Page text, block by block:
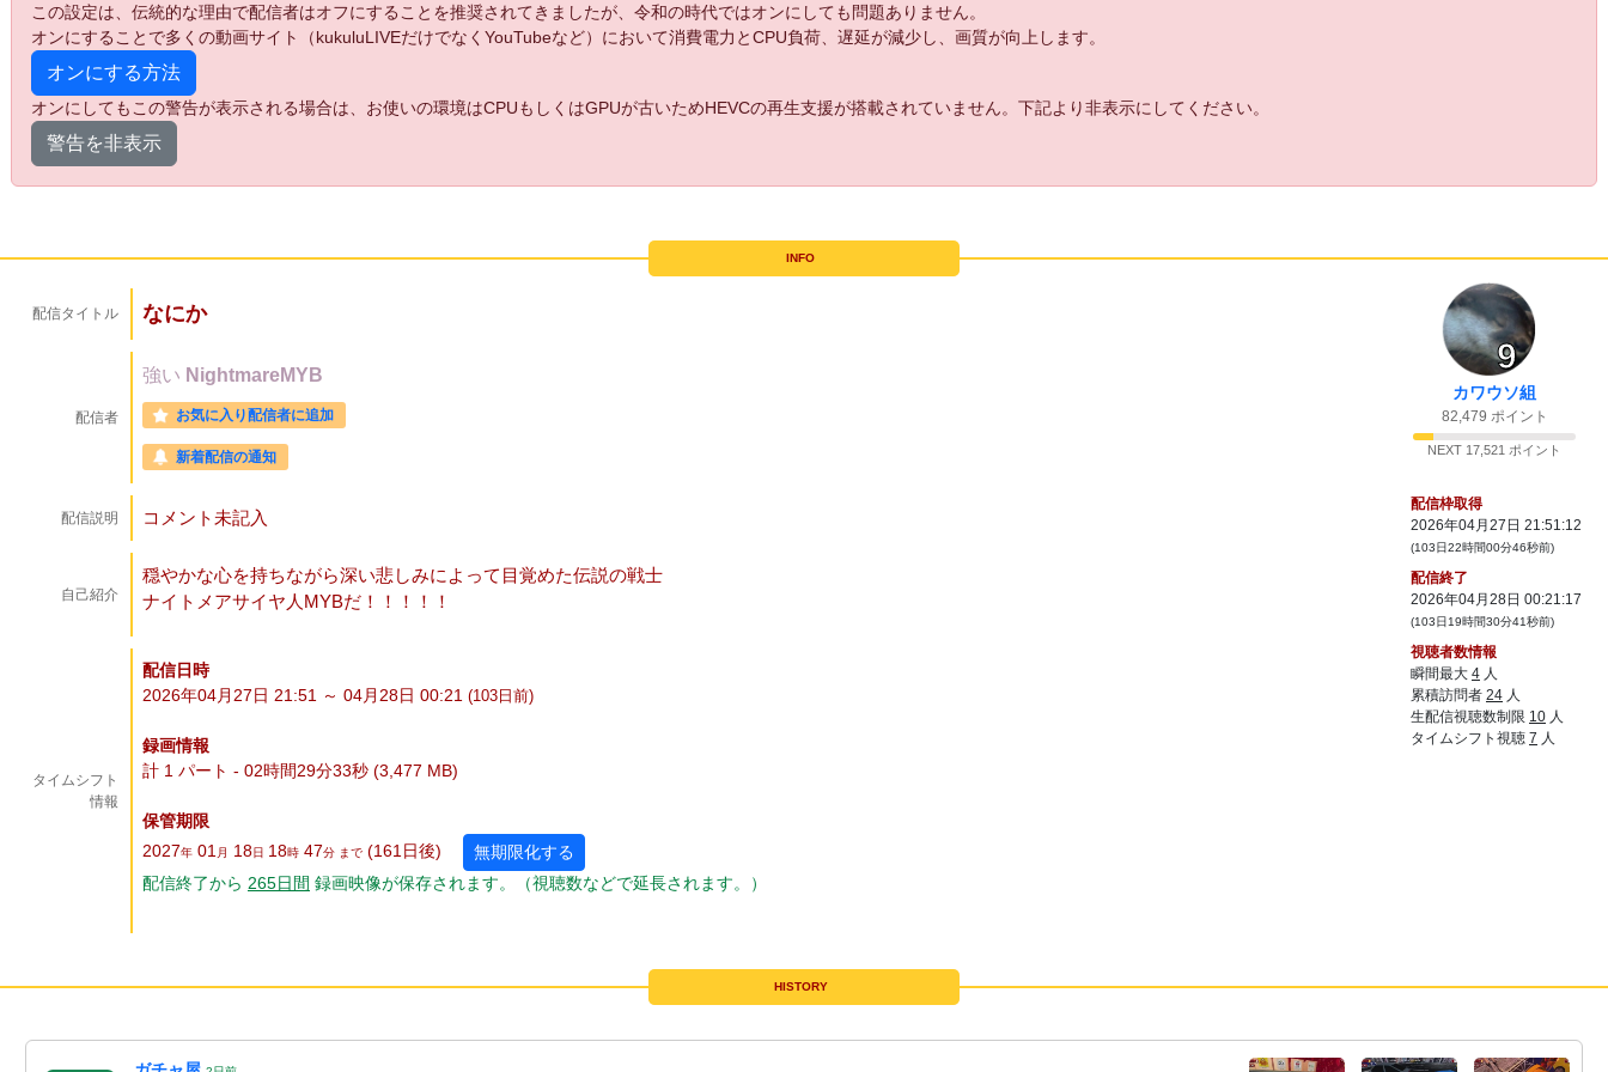
この設定は、伝統的な理由で配信者はオフにすることを推奨されてきましたが、令和の時代ではオンにしても問題ありません。
オンにすることで多くの動画サイト（kukuluLIVEだけでなくYouTubeなど）において消費電力とCPU負荷、遅延が減少し、画質が向上します。
オンにする方法
オンにしてもこの警告が表示される場合は、お使いの環境はCPUもしくはGPUが古いためHEVCの再生支援が搭載されていません。下記より非表示にしてください。
警告を非表示
INFO
配信タイトル なにか
配信者
強い NightmareMYB
お気に入り配信者に追加
新着配信の通知
配信説明 コメント未記入
自己紹介
穏やかな心を持ちながら深い悲しみによって目覚めた伝説の戦士
ナイトメアサイヤ人MYBだ！！！！！
タイムシフト
情報
配信日時
2026年04月27日 21:51 ～ 04月28日 00:21 (103 日 前)
録画情報
計 1 パート - 02時間29分33秒 (3,477 MB)
保管期限
2027年 01月 18日 18時 47分 まで (161日後)
無期限化する
配信終了から 265日間 録画映像が保存されます。（視聴数などで延長されます。）
9
カワウソ組
82,479 ポイント
NEXT 17,521 ポイント
配信枠取得
2026年04月27日 21:51:12
(103日22時間00分46秒前)
配信終了
2026年04月28日 00:21:17
(103日19時間30分41秒前)
視聴者数情報
瞬間最大 4 人
累積訪問者 24 人
生配信視聴数制限 10 人
タイムシフト視聴 7 人
HISTORY